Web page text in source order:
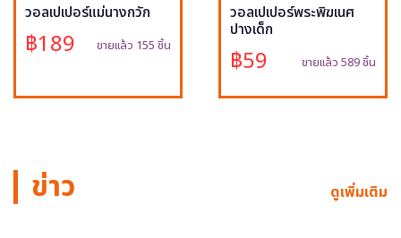
วอลเปเปอร์แม่นางกวัก
฿189 ขายแล้ว 155 ชิ้น
วอลเปเปอร์พระพิฆเนศ
ปางเด็ก
฿59 ขายแล้ว 589 ชิ้น
ข่าว ดูเพิ่มเติม